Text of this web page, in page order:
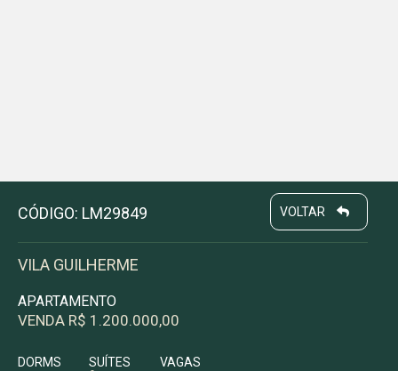
CÓDIGO: LM29849 VOLTAR
VILA GUILHERME
APARTAMENTO
VENDA R$ 1.200.000,00
DORMS SUÍTES VAGAS